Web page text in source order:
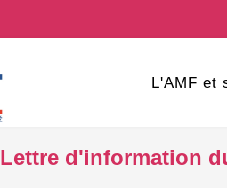
L'AMF et
Lettre d'information